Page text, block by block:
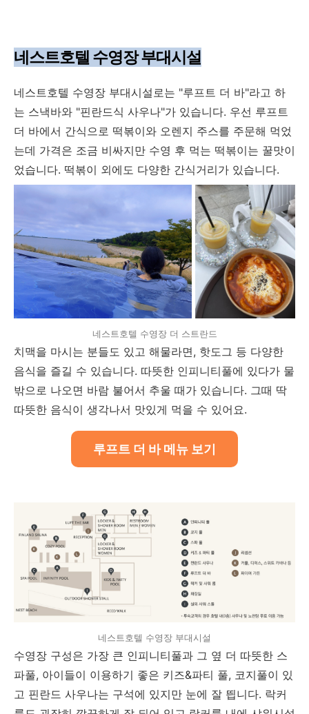
네스트호텔 수영장 부대시설
네스트호텔 수영장 부대시설로는 "루프트 더 바"라고 하
는 스낵바와 "핀란드식 사우나"가 있습니다. 우선 루프트
더 바에서 간식으로 떡볶이와 오렌지 주스를 주문해 먹었
는데 가격은 조금 비싸지만 수영 후 먹는 떡볶이는 꿀맛이
었습니다. 떡볶이 외에도 다양한 간식거리가 있습니다.
네스트호텔 수영장 더 스트란드
치맥을 마시는 분들도 있고 해물라면, 핫도그 등 다양한
음식을 즐길 수 있습니다. 따뜻한 인피니티풀에 있다가 물
밖으로 나오면 바람 불어서 추울 때가 있습니다. 그때 딱
따뜻한 음식이 생각나서 맛있게 먹을 수 있어요.
루프트 더 바 메뉴 보기
네스트호텔 수영장 부대시설
수영장 구성은 가장 큰 인피니티풀과 그 옆 더 따뜻한 스
파풀, 아이들이 이용하기 좋은 키즈&파티 풀, 코지풀이 있
고 핀란드 사우나는 구석에 있지만 눈에 잘 띕니다. 락커